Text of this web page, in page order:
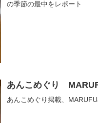
の季節の最中をレポート
あんこめぐり
あんこめぐり掲載、